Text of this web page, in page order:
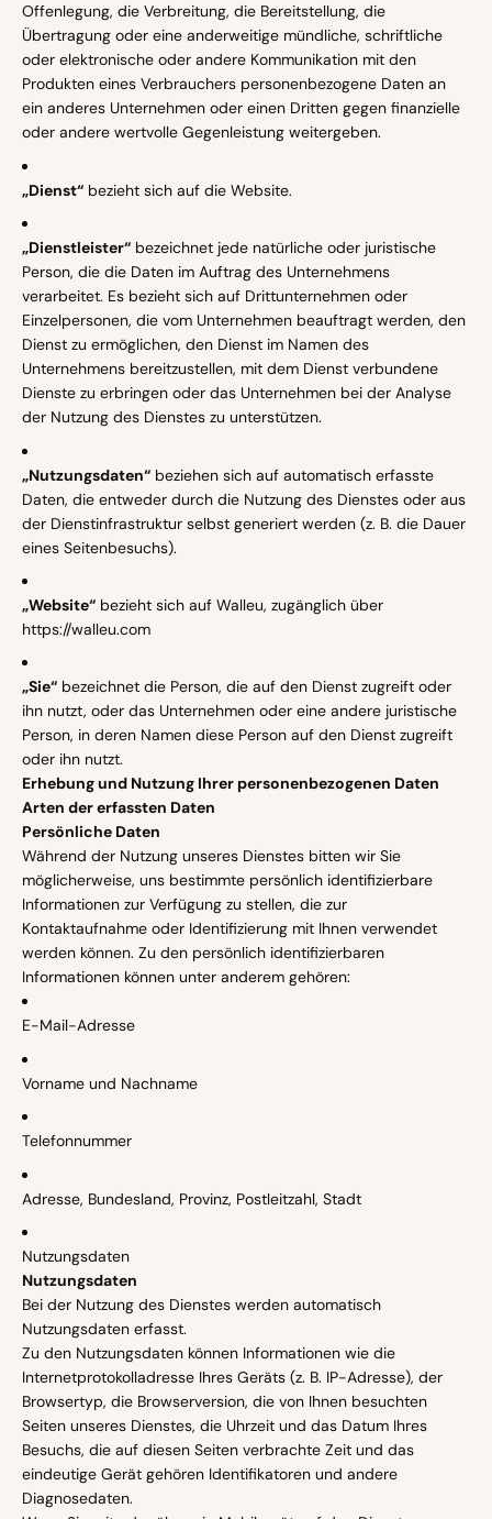
Offenlegung, die Verbreitung, die Bereitstellung, die
Übertragung oder eine anderweitige mündliche, schriftliche
oder elektronische oder andere Kommunikation mit den
Produkten eines Verbrauchers personenbezogene Daten an
ein anderes Unternehmen oder einen Dritten gegen finanzielle
oder andere wertvolle Gegenleistung weitergeben.
„Dienst“ bezieht sich auf die Website.
„Dienstleister“ bezeichnet jede natürliche oder juristische
Person, die die Daten im Auftrag des Unternehmens
verarbeitet. Es bezieht sich auf Drittunternehmen oder
Einzelpersonen, die vom Unternehmen beauftragt werden, den
Dienst zu ermöglichen, den Dienst im Namen des
Unternehmens bereitzustellen, mit dem Dienst verbundene
Dienste zu erbringen oder das Unternehmen bei der Analyse
der Nutzung des Dienstes zu unterstützen.
„Nutzungsdaten“ beziehen sich auf automatisch erfasste
Daten, die entweder durch die Nutzung des Dienstes oder aus
der Dienstinfrastruktur selbst generiert werden (z. B. die Dauer
eines Seitenbesuchs).
„Website“ bezieht sich auf Walleu, zugänglich über
https://walleu.com
„Sie“ bezeichnet die Person, die auf den Dienst zugreift oder
ihn nutzt, oder das Unternehmen oder eine andere juristische
Person, in deren Namen diese Person auf den Dienst zugreift
oder ihn nutzt.
Erhebung und Nutzung Ihrer personenbezogenen Daten
Arten der erfassten Daten
Persönliche Daten
Während der Nutzung unseres Dienstes bitten wir Sie
möglicherweise, uns bestimmte persönlich identifizierbare
Informationen zur Verfügung zu stellen, die zur
Kontaktaufnahme oder Identifizierung mit Ihnen verwendet
werden können. Zu den persönlich identifizierbaren
Informationen können unter anderem gehören:
E-Mail-Adresse
Vorname und Nachname
Telefonnummer
Adresse, Bundesland, Provinz, Postleitzahl, Stadt
Nutzungsdaten
Nutzungsdaten
Bei der Nutzung des Dienstes werden automatisch
Nutzungsdaten erfasst.
Zu den Nutzungsdaten können Informationen wie die
Internetprotokolladresse Ihres Geräts (z. B. IP-Adresse), der
Browsertyp, die Browserversion, die von Ihnen besuchten
Seiten unseres Dienstes, die Uhrzeit und das Datum Ihres
Besuchs, die auf diesen Seiten verbrachte Zeit und das
eindeutige Gerät gehören Identifikatoren und andere
Diagnosedaten.